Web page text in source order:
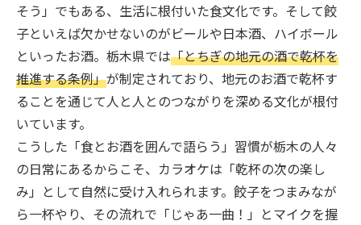
そう」でもある、生活に根付いた食文化です。そして餃
子といえば欠かせないのがビールや日本酒、ハイボール
といったお酒。栃木県では「とちぎの地元の酒で乾杯を
推進する条例」が制定されており、地元のお酒で乾杯す
ることを通じて人と人とのつながりを深める文化が根付
いています。
こうした「食とお酒を囲んで語らう」習慣が栃木の人々
の日常にあるからこそ、カラオケは「乾杯の次の楽し
み」として自然に受け入れられます。餃子をつまみなが
ら一杯やり、その流れで「じゃあ一曲！」とマイクを握